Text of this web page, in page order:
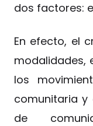
dos factores:
En efecto, el
modalidades,
los
comunitaria y
de